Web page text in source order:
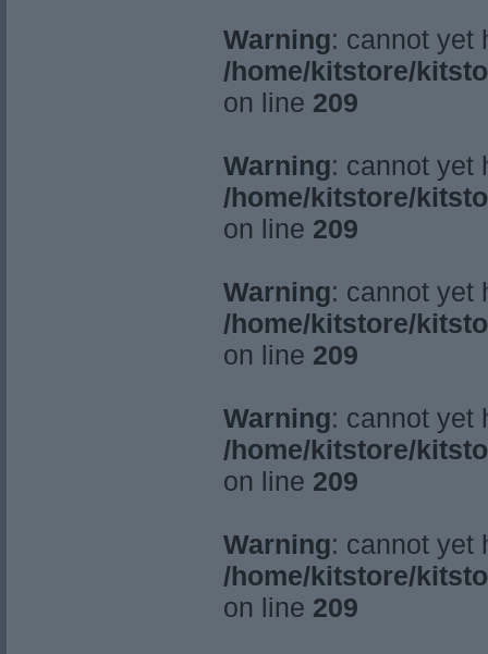
Warning: cannot yet
/home/kitstore/
on line 209
Warning: cannot yet
/home/kitstore/
on line 209
Warning: cannot yet
/home/kitstore/
on line 209
Warning: cannot yet
/home/kitstore/
on line 209
Warning: cannot yet
/home/kitstore/
on line 209